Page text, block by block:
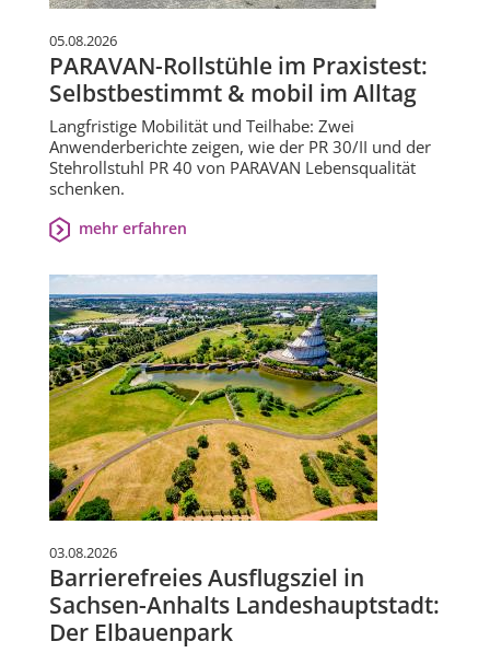
05.08.2026
PARAVAN-Rollstühle im Praxistest:
Selbstbestimmt & mobil im Alltag
Langfristige Mobilität und Teilhabe: Zwei
Anwenderberichte zeigen, wie der PR 30/II und der
Stehrollstuhl PR 40 von PARAVAN Lebensqualität
schenken.
mehr erfahren
03.08.2026
Barrierefreies Ausflugsziel in
Sachsen-Anhalts Landeshauptstadt:
Der Elbauenpark